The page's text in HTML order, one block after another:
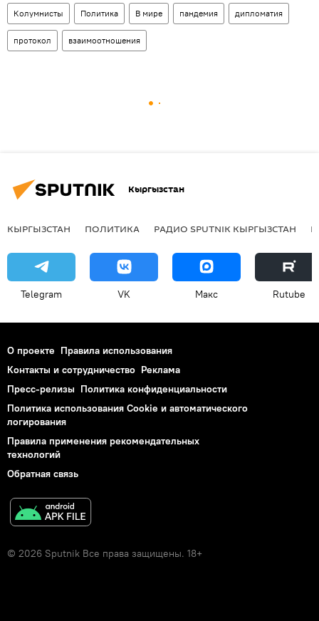
Колумнисты Политика В мире пандемия дипломатия
протокол взаимоотношения
Кыргызстан
КЫРГЫЗСТАН ПОЛИТИКА РАДИО SPUTNIK КЫРГЫЗСТАН
Telegram VK Макс Rutube
О проекте Правила использования
Контакты и сотрудничество Реклама
Пресс-релизы Политика конфиденциальности
Политика использования Cookie и автоматического
логирования
Правила применения рекомендательных
технологий
Обратная связь
© 2026 Sputnik Все права защищены. 18+